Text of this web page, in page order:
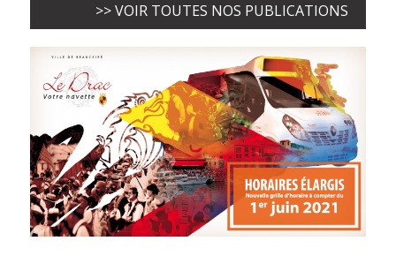
>> VOIR TOUTES NOS PUBLICATIONS